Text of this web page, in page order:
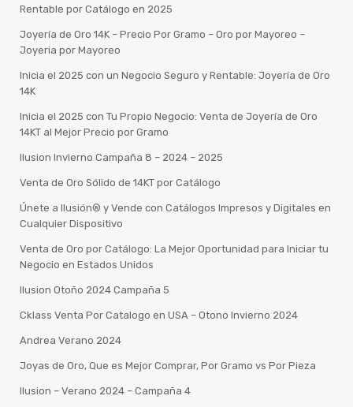
Rentable por Catálogo en 2025
Joyería de Oro 14K – Precio Por Gramo – Oro por Mayoreo –
Joyeria por Mayoreo
Inicia el 2025 con un Negocio Seguro y Rentable: Joyería de Oro
14K
Inicia el 2025 con Tu Propio Negocio: Venta de Joyería de Oro
14KT al Mejor Precio por Gramo
Ilusion Invierno Campaña 8 – 2024 – 2025
Venta de Oro Sólido de 14KT por Catálogo
Únete a Ilusión® y Vende con Catálogos Impresos y Digitales en
Cualquier Dispositivo
Venta de Oro por Catálogo: La Mejor Oportunidad para Iniciar tu
Negocio en Estados Unidos
Ilusion Otoño 2024 Campaña 5
Cklass Venta Por Catalogo en USA – Otono Invierno 2024
Andrea Verano 2024
Joyas de Oro, Que es Mejor Comprar, Por Gramo vs Por Pieza
Ilusion – Verano 2024 – Campaña 4